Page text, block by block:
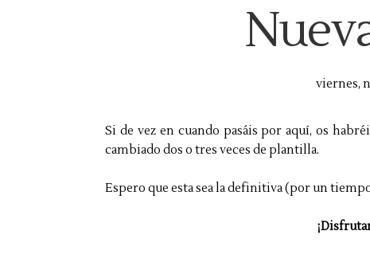
viernes,
Si de vez en cuando pasáis por aquí, os
cambiado dos o tres veces de plantilla.
Espero que esta sea la definitiva (por un